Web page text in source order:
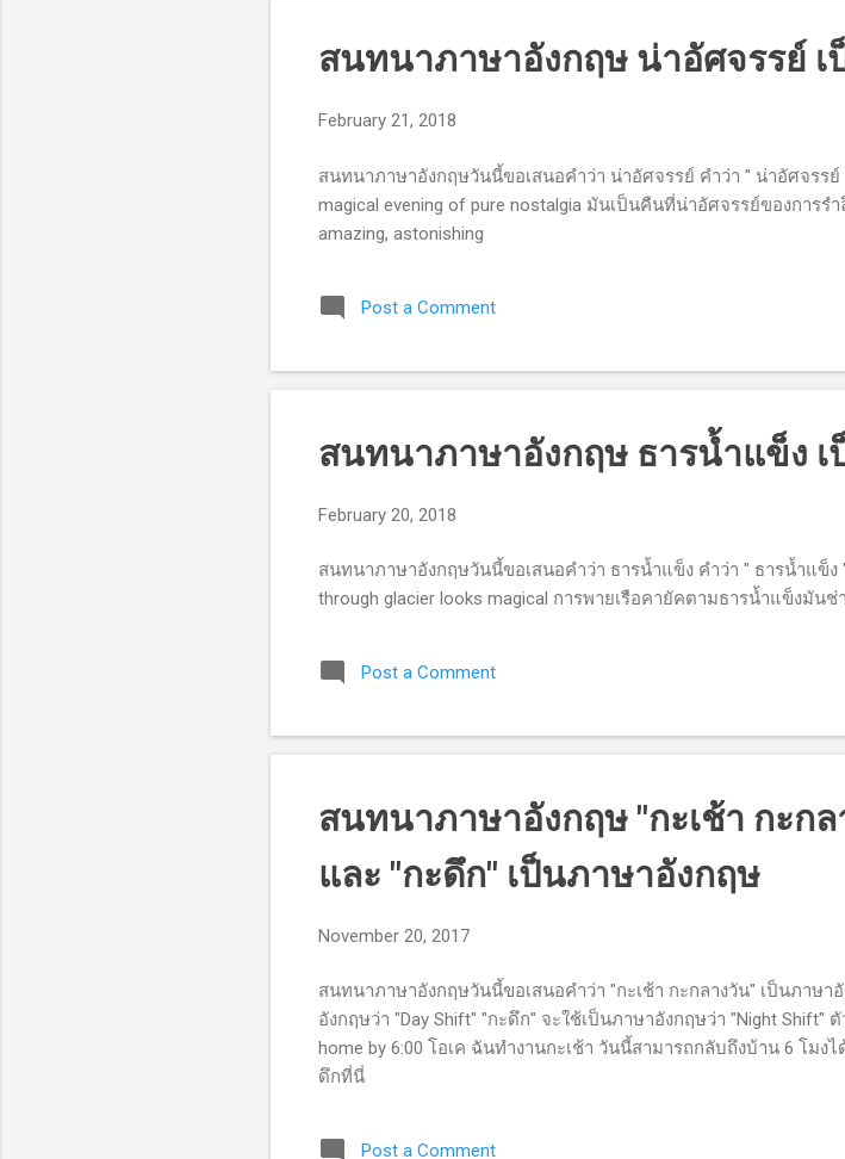
สนทนาภาษาอังกฤษ น่าอัศจรรย์
February 21, 2018
สนทนาภาษาอังกฤษวันนี้ขอเสนอคำว่า น่าอัศจรรย์ คำว่า " น่าอัศจรรย์
magical evening of pure nostalgia มันเป็นคืนที่น่าอัศจรรย์ของการร
amazing, astonishing
Post a Comment
สนทนาภาษาอังกฤษ ธารน้ำแข็ง
February 20, 2018
สนทนาภาษาอังกฤษวันนี้ขอเสนอคำว่า ธารน้ำแข็ง คำว่า " ธารน้ำแข็ง
through glacier looks magical การพายเรือคายัคตามธารน้ำแข็งมันช่
Post a Comment
สนทนาภาษาอังกฤษ "กะเช้า กะก
และ "กะดึก" เป็นภาษาอังกฤษ
November 20, 2017
สนทนาภาษาอังกฤษวันนี้ขอเสนอคำว่า "กะเช้า กะกลางวัน" เป็นภาษา
อังกฤษว่า "Day Shift" "กะดึก" จะใช้เป็นภาษาอังกฤษว่า "Night Shift"
home by 6:00 โอเค ฉันทำงานกะเช้า วันนี้สามารถกลับถึงบ้าน 6 โมง
ดึกที่นี่
Post a Comment